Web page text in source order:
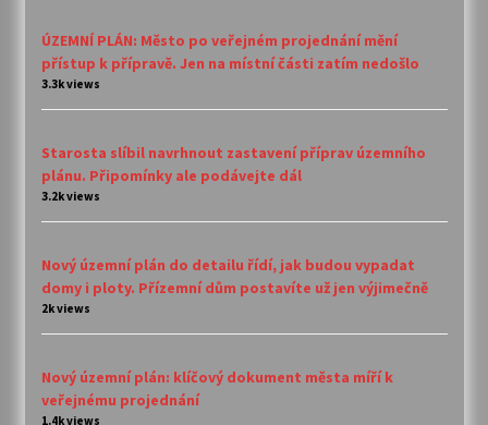
ÚZEMNÍ PLÁN: Město po veřejném projednání mění
přístup k přípravě. Jen na místní části zatím nedošlo
3.3k views
Starosta slíbil navrhnout zastavení příprav územního
plánu. Připomínky ale podávejte dál
3.2k views
Nový územní plán do detailu řídí, jak budou vypadat
domy i ploty. Přízemní dům postavíte už jen výjimečně
2k views
Nový územní plán: klíčový dokument města míří k
veřejnému projednání
1.4k views